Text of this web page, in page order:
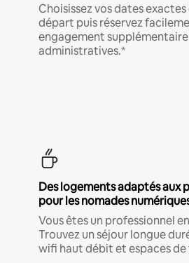
Choisissez vos dates
départ puis réservez
engagement
administratives.*
Des logements adaptés aux
pour les nomades
Vous êtes un professionnel
Trouvez un séjour longue
wifi haut débit et espaces